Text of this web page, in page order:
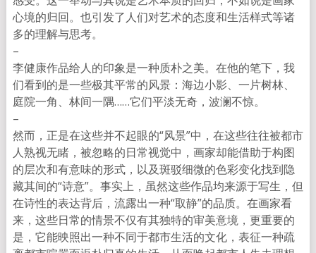
心境的归回。也引发了人们对艺术的态度和生活样式等诸
多的理解与思考。
–
李健康作品给人的印象是一种质朴之美。在他的笔下，我
们看到的是一些极其平常的风景：海边小影、一片树林、
庭院一角、林间一隅……它们平淡无奇，波澜不惊。
–
然而，正是在这些并不起眼的“风景”中，在这些往往被都市
人熟视无睹，被忽略的日常视觉中，画家却能借助于构图
的层次和有意味的形式，以及斑驳细微的色彩变化找到隐
藏其间的“诗意”。事实上，虽然这些作品均来源于写生，但
在诗性的表达背后，流露出一种“取静”的品质。在画家看
来，这些日常的情景不仅有其独特的审美意境，更重要的
是，它能映照出一种不同于都市生活的文化，表征一种疏